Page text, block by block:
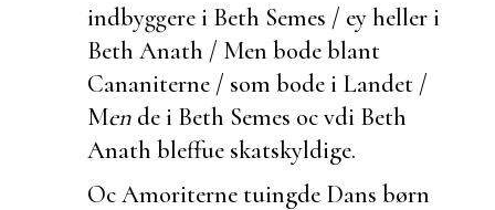
indbyggere i Beth Semes / ey heller i
Beth Anath / Men bode blant
Cananiterne / som bode i Landet /
Men de i Beth Semes oc vdi Beth
Anath bleffue skatskyldige.
Oc Amoriterne tuingde Dans børn